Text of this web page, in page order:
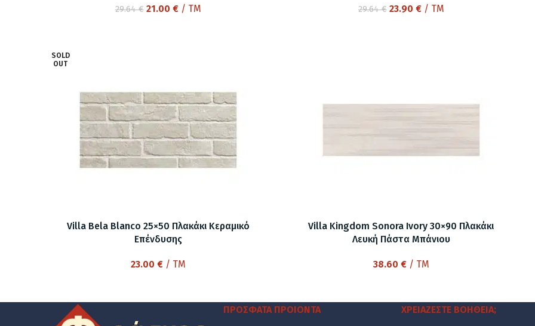
29.64€ Original
21.00 €Η
/ TM 29.64€ Original
23.90 €Η
/ TM
SOLD
OUT
Villa Bela Blanco 25×50 Πλακάκι Κεραμικό
Επένδυσης
23.00 €/ TM
Villa Kingdom Sonora Ivory 30×90 Πλακάκι
Λευκή Πάστα Μπάνιου
38.60 €/ TM
ΠΡΌΣΦΑΤΑ ΠΡΟΙΌΝΤΑ ΧΡΕΙΆΖΕΣΤΕ ΒΟΉΘΕΙΑ;